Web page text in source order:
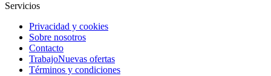
Servicios
Privacidad y cookies
Sobre nosotros
Contacto
TrabajoNuevas ofertas
Términos y condiciones